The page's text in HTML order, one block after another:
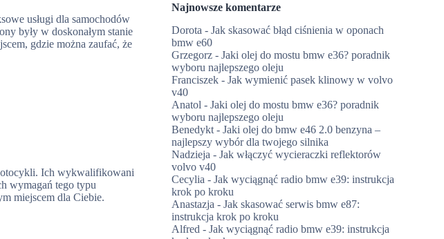
usługi dla samochodów
były w doskonałym stanie
gdzie można zaufać, że
Ich wykwalifikowani
wymagań tego typu
miejscem dla Ciebie.
Najnowsze komentarze
Dorota -Jak skasować błąd ciśnienia w oponach
bmw e60
Grzegorz -Jaki olej do mostu bmw e36? poradnik
wyboru najlepszego oleju
Franciszek -Jak wymienić pasek klinowy w volvo
v40
Anatol -Jaki olej do mostu bmw e36? poradnik
wyboru najlepszego oleju
Benedykt -Jaki olej do bmw e46 2.0 benzyna –
najlepszy wybór dla twojego silnika
Nadzieja -Jak włączyć wycieraczki reflektorów
volvo v40
Cecylia -Jak wyciągnąć radio bmw e39: instrukcja
krok po kroku
Anastazja -Jak skasować serwis bmw e87:
instrukcja krok po kroku
Alfred -Jak wyciągnąć radio bmw e39: instrukcja